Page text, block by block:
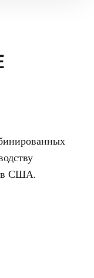
в США.